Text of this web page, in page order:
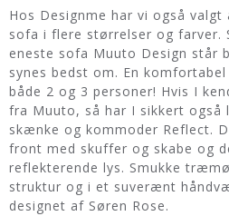
Hos Designme har vi også
sofa i flere størrelser og farver.
eneste sofa Muuto Design står
synes bedst om. En
både 2 og 3 personer! Hvis I
fra Muuto, så har I sikkert også
skænke og kommoder Reflect.
front med skuffer og skabe og
reflekterende lys. Smukke
struktur og i et suverænt
designet af Søren Rose.